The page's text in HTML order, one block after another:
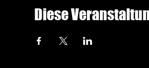
Diese